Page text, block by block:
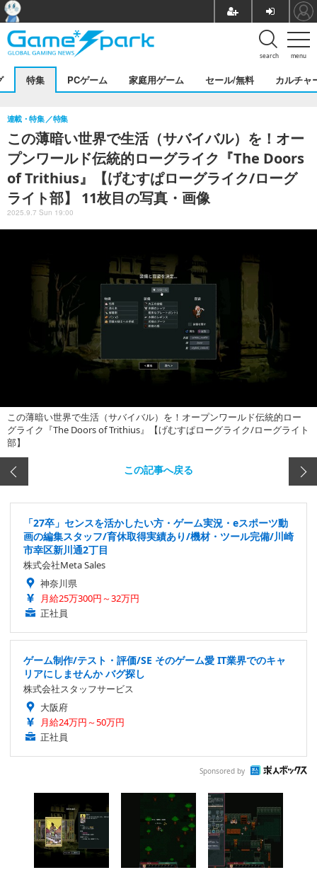
menu
search
特集 PCゲーム 家庭用ゲーム セール/無料 カルチャ
この薄暗い世界で生活（サバイバル）を！オー
プンワールド伝統的ローグライク『The Doors
of Trithius』【げむすぱローグライク/ローグ
ライト部】 11枚目の写真・画像
連載・特集 特集
2025.9.7 Sun 19:00
この薄暗い世界で生活（サバイバル）を！オープンワールド伝統的ロー
グライク『The Doors of Trithius』【げむすぱローグライク/ローグライト
部】
この記事へ戻る
「27卒」センスを活かしたい方・ゲーム実況・eスポーツ動
画の編集スタッフ/育休取得実績あり/機材・ツール完備/川崎
市幸区新川通2丁目
株式会社Meta Sales
神奈川県
月給25万300円～32万円
正社員
ゲーム制作/テスト・評価/SE そのゲーム愛 IT業界でのキャ
リアにしませんか バグ探し
株式会社スタッフサービス
大阪府
月給24万円～50万円
正社員
Sponsored by